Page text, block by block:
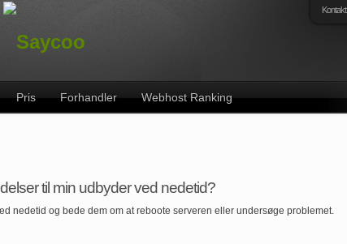
Kontakt
Pris Forhandler Webhost Ranking
til min udbyder ved nedetid?
nedetid og bede dem om at reboote serveren eller undersøge problemet.